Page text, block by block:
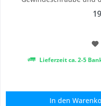
Anschlussgewinde. Sie ist
Lieferzeit ca. 2-5
In den